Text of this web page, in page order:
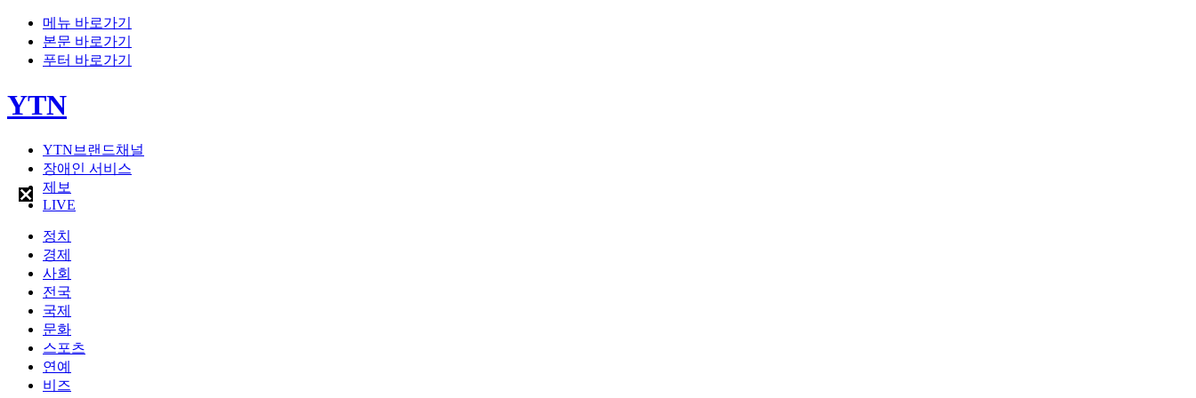
메뉴 바로가기
본문 바로가기
푸터 바로가기
YTN
YTN브랜드채널
장애인 서비스
제보
LIVE
정치
경제
사회
전국
국제
문화
스포츠
연예
비즈